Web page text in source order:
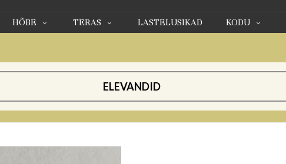
HÕBE TERAS LASTELUSIKAD KODU
ELEVANDID